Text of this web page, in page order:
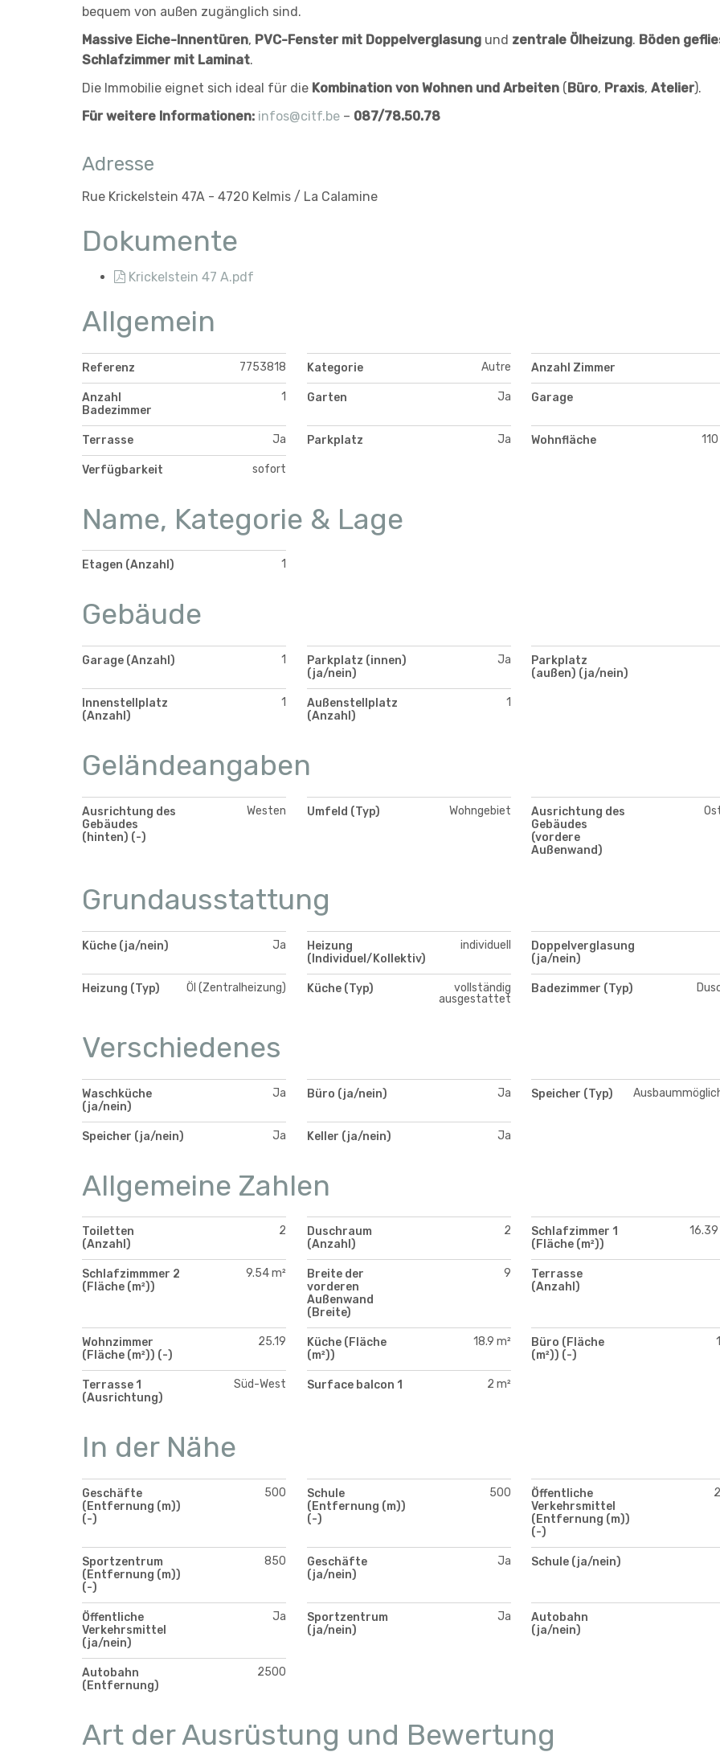
bequem von außen zugänglich sind.
Massive Eiche-Innentüren, PVC-Fenster mit Doppelverglasung und zentrale Ölheizung. Böden
Schlafzimmer mit Laminat.
Die Immobilie eignet sich ideal für die Kombination von Wohnen und Arbeiten (Büro, Praxis, Atelier).
Für weitere Informationen: infos@citf.be – 087/78.50.78
Adresse
Rue Krickelstein 47A - 4720 Kelmis / La Calamine
Dokumente
Krickelstein 47 A.pdf
Allgemein
Referenz 7753818 Kategorie Autre Anzahl Zimmer
Anzahl
Badezimmer
1 Garten Ja Garage
Terrasse Ja Parkplatz Ja Wohnfläche
Verfügbarkeit sofort
Name, Kategorie & Lage
Etagen (Anzahl) 1
Gebäude
Garage (Anzahl) 1
Parkplatz (innen)
(ja/nein)
Ja
Parkplatz
(außen) (ja/nein)
Innenstellplatz
(Anzahl)
1
Außenstellplatz
(Anzahl)
1
Geländeangaben
Ausrichtung des
Gebäudes
(hinten) (-)
Westen Umfeld (Typ) Wohngebiet
Ausrichtung des
Gebäudes
(vordere
Außenwand)
Grundausstattung
Küche (ja/nein) Ja
Heizung
(Individuel/Kollektiv)
individuell
Doppelverglasung
(ja/nein)
Heizung (Typ) Öl (Zentralheizung) Küche (Typ)
vollständig
ausgestattet
Badezimmer (Typ)
Verschiedenes
Waschküche
(ja/nein)
Ja Büro (ja/nein) Ja Speicher (Typ)
Speicher (ja/nein) Ja Keller (ja/nein) Ja
Allgemeine Zahlen
Toiletten
(Anzahl)
2
Duschraum
(Anzahl)
2
Schlafzimmer 1
(Fläche (m²))
16.39
Schlafzimmmer 2
(Fläche (m²))
9.54 m²
Breite der
vorderen
Außenwand
(Breite)
9
Terrasse
(Anzahl)
Wohnzimmer
(Fläche (m²)) (-)
25.19
Küche (Fläche
(m²))
18.9 m²
Büro (Fläche
(m²)) (-)
Terrasse 1
(Ausrichtung)
Süd-West Surface balcon 1 2 m²
In der Nähe
Geschäfte
(Entfernung (m))
(-)
500
Schule
(Entfernung (m))
(-)
500
Öffentliche
Verkehrsmittel
(Entfernung (m))
(-)
Sportzentrum
(Entfernung (m))
(-)
850
Geschäfte
(ja/nein)
Ja Schule (ja/nein)
Öffentliche
Verkehrsmittel
(ja/nein)
Ja
Sportzentrum
(ja/nein)
Ja
Autobahn
(ja/nein)
Autobahn
(Entfernung)
2500
Art der Ausrüstung und Bewertung